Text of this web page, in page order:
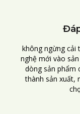
không ngừng cải
nghệ mới vào
dòng sản phẩm
thành sản xuất,